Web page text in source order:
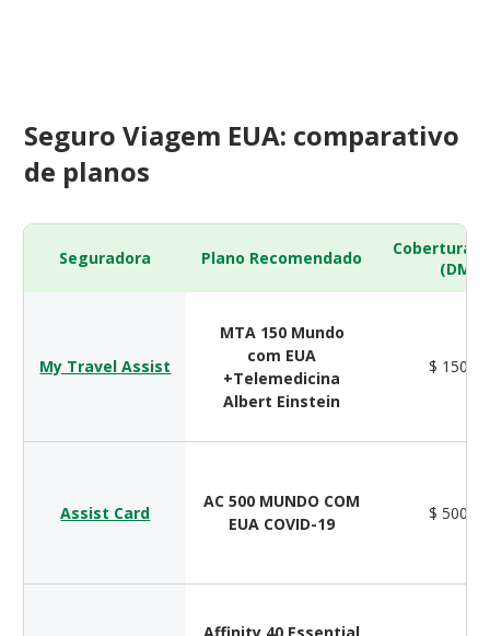
Seguro Viagem EUA: comparativo
de planos
Seguradora Plano Recomendado
Cobertura
(DMH)
My Travel Assist
MTA 150 Mundo
com EUA
+Telemedicina
Albert Einstein
$
Assist Card
AC 500 MUNDO COM
EUA COVID-19
$